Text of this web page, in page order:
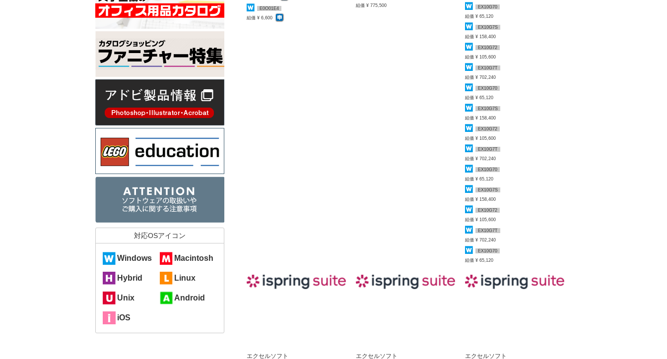
E0O01E4
組価 ¥ 6,600
組価 ¥ 775,500
EX10G70
組価 ¥ 65,120
EX10G7S
組価 ¥ 158,400
EX10G72
組価 ¥ 105,600
EX10G7T
組価 ¥ 702,240
EX10G70
組価 ¥ 65,120
EX10G7S
組価 ¥ 158,400
EX10G72
組価 ¥ 105,600
EX10G7T
組価 ¥ 702,240
EX10G70
組価 ¥ 65,120
EX10G7S
組価 ¥ 158,400
EX10G72
組価 ¥ 105,600
EX10G7T
組価 ¥ 702,240
EX10G70
組価 ¥ 65,120
エクセルソフト
エクセルソフト
エクセルソフト
対応OSアイコン
Windows Macintosh
Hybrid Linux
Unix Android
iOS